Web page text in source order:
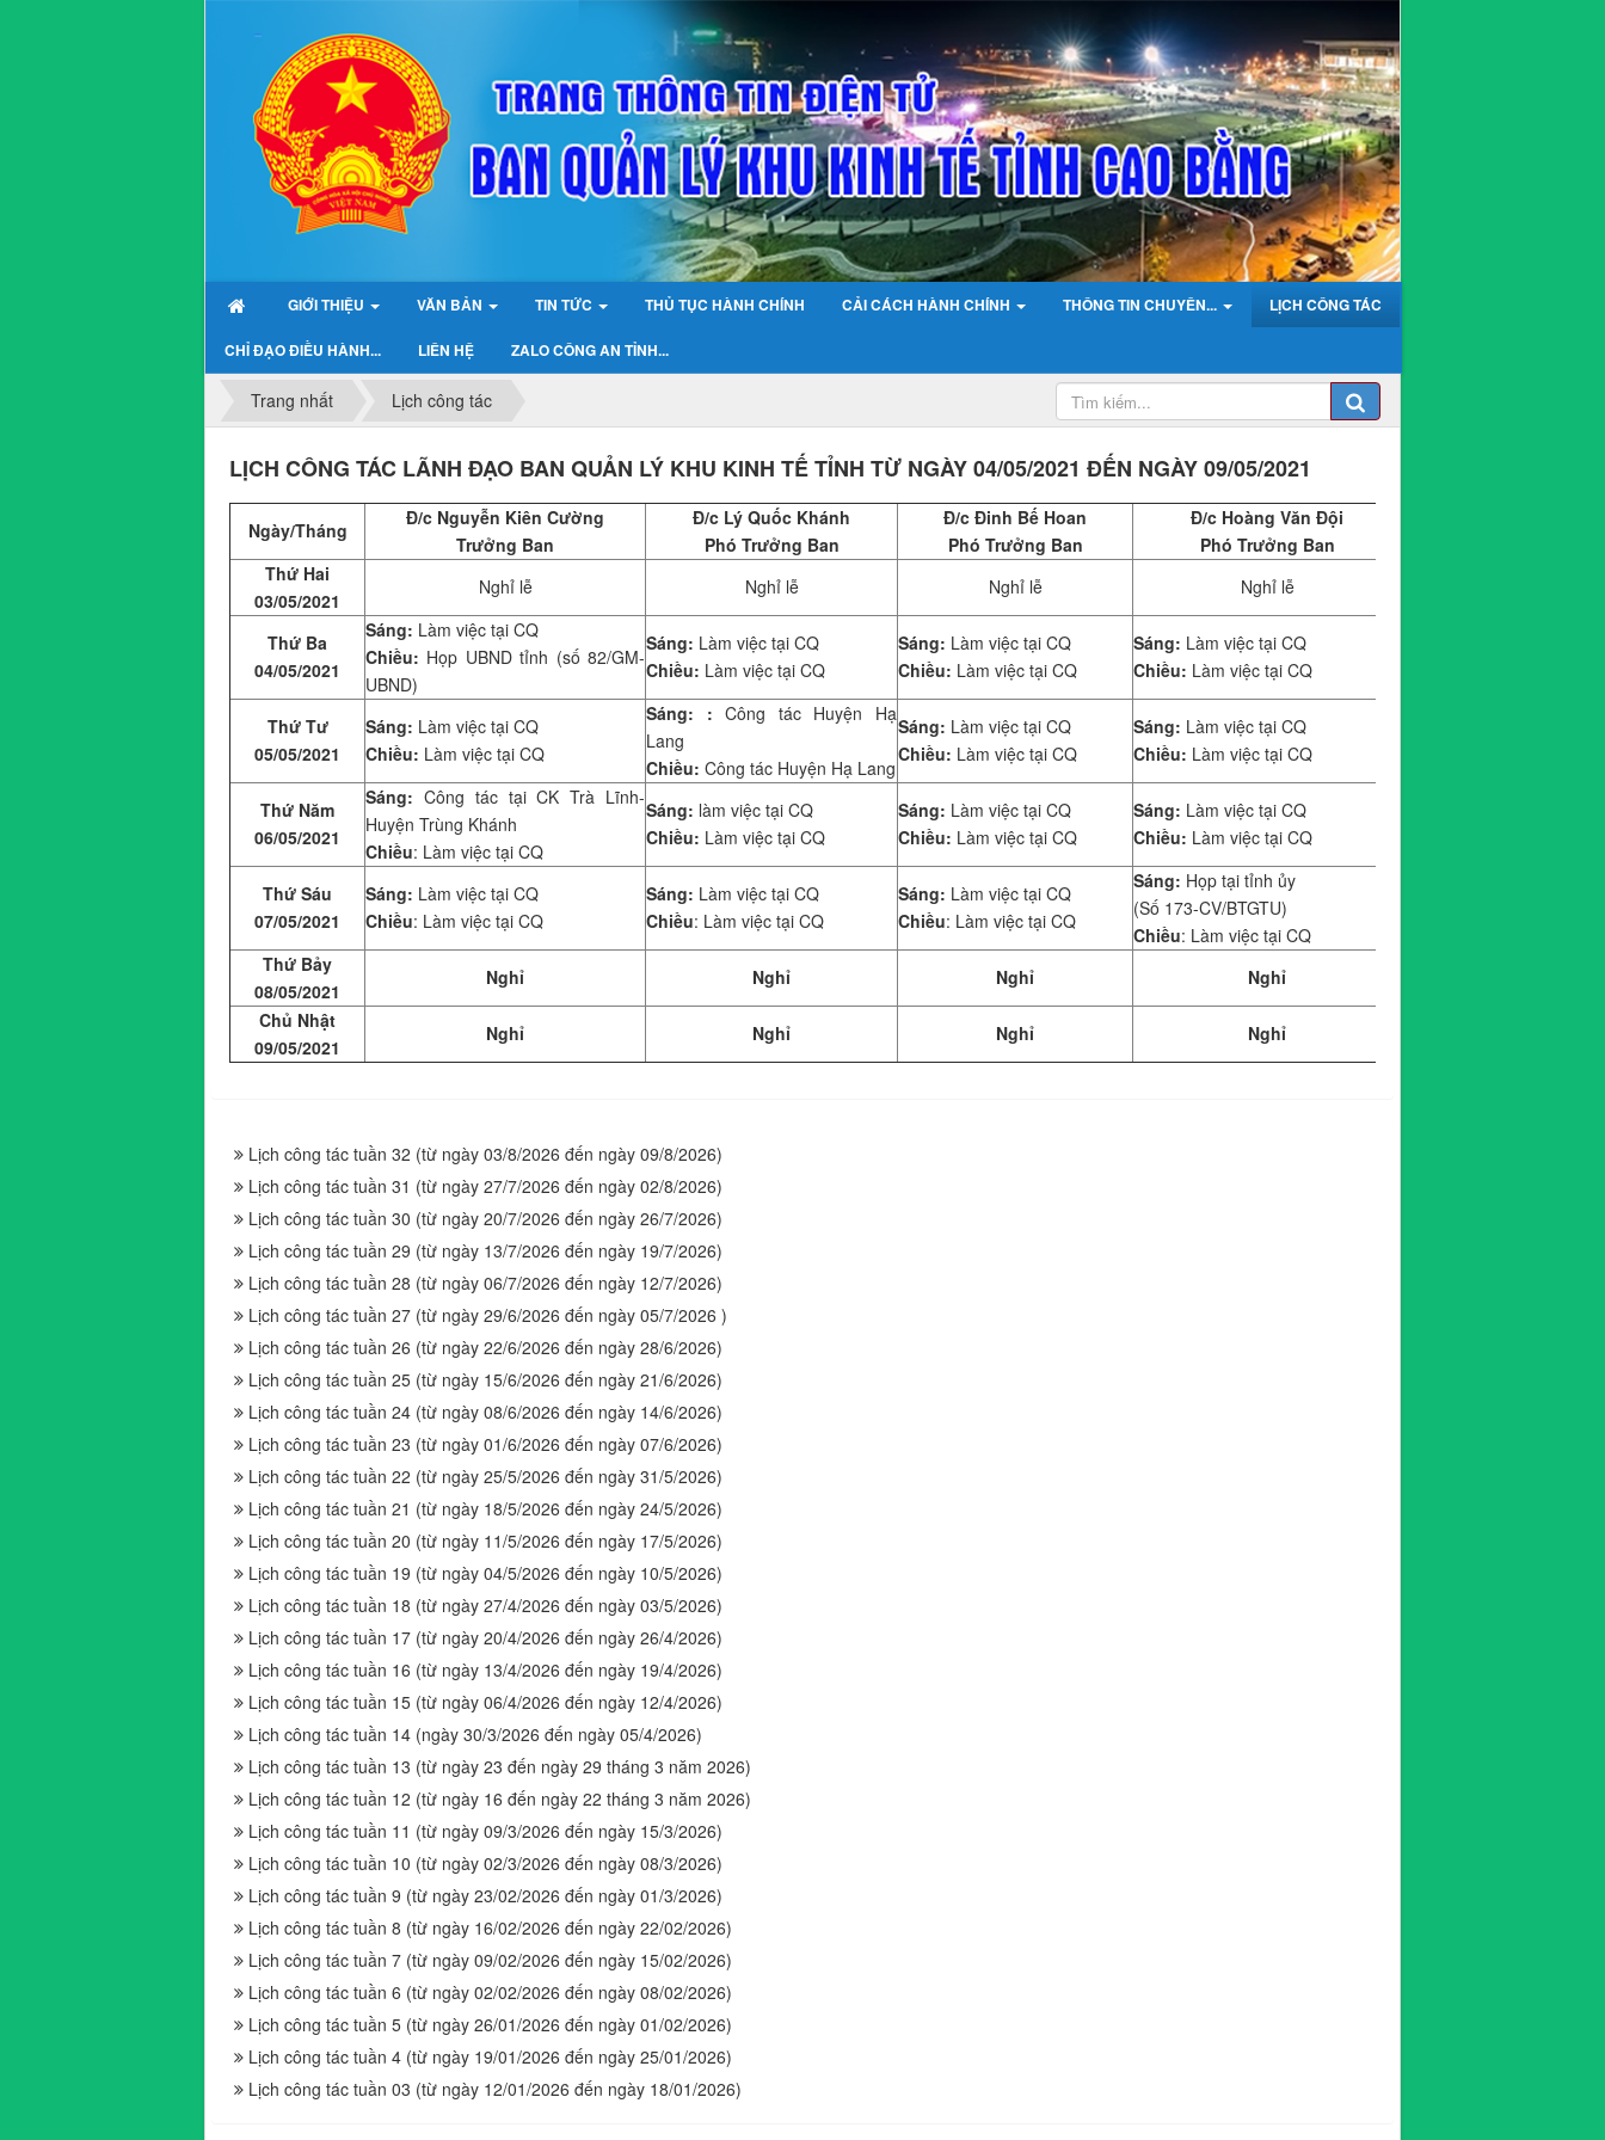
GIỚI THIỆU VĂN BẢN TIN TỨC THỦ TỤC HÀNH CHÍNH CẢI CÁCH HÀNH CHÍNH THÔNG TIN CHUYÊN... LỊCH CÔNG TÁC
CHỈ ĐẠO ĐIỀU HÀNH... LIÊN HỆ ZALO CÔNG AN TỈNH...
Trang nhất Lịch công tác
LỊCH CÔNG TÁC LÃNH ĐẠO BAN QUẢN LÝ KHU KINH TẾ TỈNH TỪ NGÀY 04/05/2021 ĐẾN NGÀY 09/05/2021
Ngày/Tháng
Đ/c Nguyễn Kiên Cường
Trưởng Ban
Đ/c Lý Quốc Khánh
Phó Trưởng Ban
Đ/c Đinh Bế Hoan
Phó Trưởng Ban
Đ/c Hoàng Văn Đội
Phó Trưởng Ban
Thứ Hai
03/05/2021
Nghỉ lễ Nghỉ lễ Nghỉ lễ Nghỉ lễ
Thứ Ba
04/05/2021
Sáng: Làm việc tại CQ
Chiều: Họp UBND tỉnh (số 82/GM-
UBND)
Sáng: Làm việc tại CQ
Chiều: Làm việc tại CQ
Sáng: Làm việc tại CQ
Chiều: Làm việc tại CQ
Sáng: Làm việc tại CQ
Chiều: Làm việc tại CQ
Thứ Tư
05/05/2021
Sáng: Làm việc tại CQ
Chiều: Làm việc tại CQ
Sáng: :Công tác Huyện Hạ
Lang
Chiều: Công tác Huyện Hạ Lang
Sáng: Làm việc tại CQ
Chiều: Làm việc tại CQ
Sáng: Làm việc tại CQ
Chiều: Làm việc tại CQ
Thứ Năm
06/05/2021
Sáng: Công tác tại CK Trà Lĩnh-
Huyện Trùng Khánh
Chiều: Làm việc tại CQ
Sáng: làm việc tại CQ
Chiều: Làm việc tại CQ
Sáng: Làm việc tại CQ
Chiều: Làm việc tại CQ
Sáng: Làm việc tại CQ
Chiều: Làm việc tại CQ
Thứ Sáu
07/05/2021
Sáng: Làm việc tại CQ
Chiều: Làm việc tại CQ
Sáng: Làm việc tại CQ
Chiều: Làm việc tại CQ
Sáng: Làm việc tại CQ
Chiều: Làm việc tại CQ
Sáng: Họp tại tỉnh ủy
(Số 173-CV/BTGTU)
Chiều: Làm việc tại CQ
Thứ Bảy
08/05/2021
Nghỉ Nghỉ Nghỉ
Nghỉ
Chủ Nhật
09/05/2021
Nghỉ Nghỉ Nghỉ Nghỉ
Lịch công tác tuần 32 (từ ngày 03/8/2026 đến ngày 09/8/2026)
Lịch công tác tuần 31 (từ ngày 27/7/2026 đến ngày 02/8/2026)
Lịch công tác tuần 30 (từ ngày 20/7/2026 đến ngày 26/7/2026)
Lịch công tác tuần 29 (từ ngày 13/7/2026 đến ngày 19/7/2026)
Lịch công tác tuần 28 (từ ngày 06/7/2026 đến ngày 12/7/2026)
Lịch công tác tuần 27 (từ ngày 29/6/2026 đến ngày 05/7/2026 )
Lịch công tác tuần 26 (từ ngày 22/6/2026 đến ngày 28/6/2026)
Lịch công tác tuần 25 (từ ngày 15/6/2026 đến ngày 21/6/2026)
Lịch công tác tuần 24 (từ ngày 08/6/2026 đến ngày 14/6/2026)
Lịch công tác tuần 23 (từ ngày 01/6/2026 đến ngày 07/6/2026)
Lịch công tác tuần 22 (từ ngày 25/5/2026 đến ngày 31/5/2026)
Lịch công tác tuần 21 (từ ngày 18/5/2026 đến ngày 24/5/2026)
Lịch công tác tuần 20 (từ ngày 11/5/2026 đến ngày 17/5/2026)
Lịch công tác tuần 19 (từ ngày 04/5/2026 đến ngày 10/5/2026)
Lịch công tác tuần 18 (từ ngày 27/4/2026 đến ngày 03/5/2026)
Lịch công tác tuần 17 (từ ngày 20/4/2026 đến ngày 26/4/2026)
Lịch công tác tuần 16 (từ ngày 13/4/2026 đến ngày 19/4/2026)
Lịch công tác tuần 15 (từ ngày 06/4/2026 đến ngày 12/4/2026)
Lịch công tác tuần 14 (ngày 30/3/2026 đến ngày 05/4/2026)
Lịch công tác tuần 13 (từ ngày 23 đến ngày 29 tháng 3 năm 2026)
Lịch công tác tuần 12 (từ ngày 16 đến ngày 22 tháng 3 năm 2026)
Lịch công tác tuần 11 (từ ngày 09/3/2026 đến ngày 15/3/2026)
Lịch công tác tuần 10 (từ ngày 02/3/2026 đến ngày 08/3/2026)
Lịch công tác tuần 9 (từ ngày 23/02/2026 đến ngày 01/3/2026)
Lịch công tác tuần 8 (từ ngày 16/02/2026 đến ngày 22/02/2026)
Lịch công tác tuần 7 (từ ngày 09/02/2026 đến ngày 15/02/2026)
Lịch công tác tuần 6 (từ ngày 02/02/2026 đến ngày 08/02/2026)
Lịch công tác tuần 5 (từ ngày 26/01/2026 đến ngày 01/02/2026)
Lịch công tác tuần 4 (từ ngày 19/01/2026 đến ngày 25/01/2026)
Lịch công tác tuần 03 (từ ngày 12/01/2026 đến ngày 18/01/2026)